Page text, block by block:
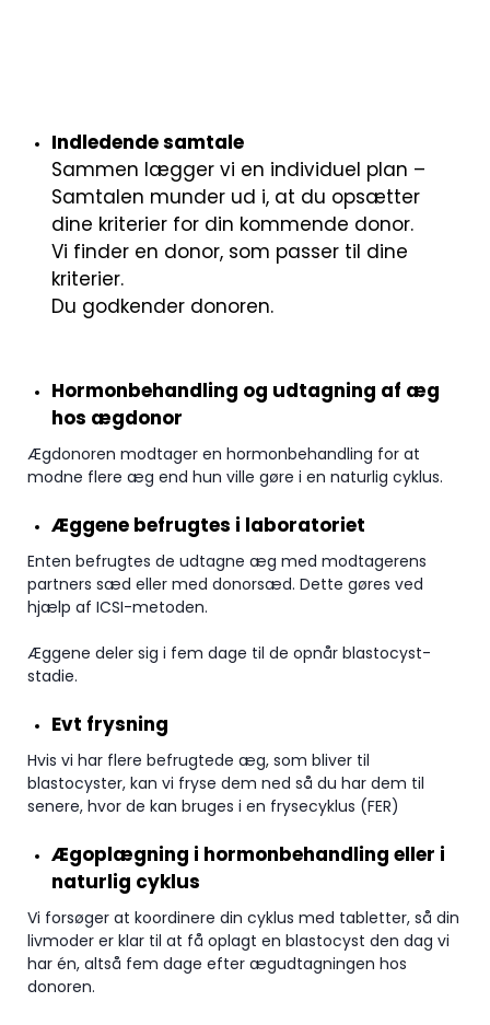
Indledende samtale
Sammen lægger vi en individuel plan –
Samtalen munder ud i, at du opsætter
dine kriterier for din kommende donor.
Vi finder en donor, som passer til dine
kriterier.
Du godkender donoren.
Hormonbehandling og udtagning af æg
hos ægdonor
Ægdonoren modtager en hormonbehandling for at
modne flere æg end hun ville gøre i en naturlig cyklus.
Æggene befrugtes i laboratoriet
Enten befrugtes de udtagne æg med modtagerens
partners sæd eller med donorsæd. Dette gøres ved
hjælp af ICSI-metoden.
Æggene deler sig i fem dage til de opnår blastocyst-
stadie.
Evt frysning
Hvis vi har flere befrugtede æg, som bliver til
blastocyster, kan vi fryse dem ned så du har dem til
senere, hvor de kan bruges i en frysecyklus (FER)
Ægoplægning i hormonbehandling eller i
naturlig cyklus
Vi forsøger at koordinere din cyklus med tabletter, så din
livmoder er klar til at få oplagt en blastocyst den dag vi
har én, altså fem dage efter ægudtagningen hos
donoren.